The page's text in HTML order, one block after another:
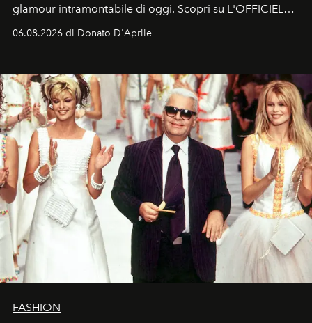
glamour intramontabile di oggi. Scopri su L'OFFICIEL
06.08.2026 di Donato D'Aprile
FASHION